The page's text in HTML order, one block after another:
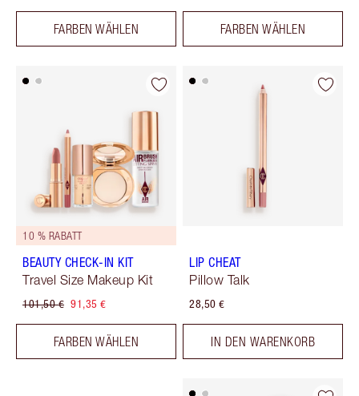
FARBEN WÄHLEN FARBEN WÄHLEN
10 % RABATT
BEAUTY CHECK-IN KIT
Travel Size Makeup Kit
101,50 € 91,35 €
FARBEN WÄHLEN
LIP CHEAT
Pillow Talk
28,50 €
IN DEN WARENKORB